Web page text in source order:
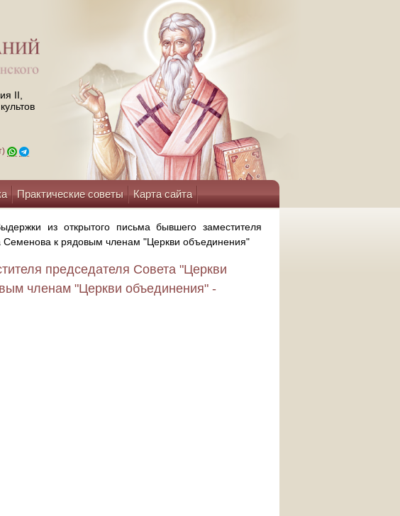
II,
Практические советы Карта сайта
из открытого письма бывшего заместителя
Семенова к рядовым членам "Церкви объединения"
председателя Совета "Церкви
членам "Церкви объединения" -